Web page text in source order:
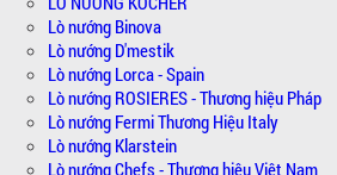
Lò nướng Binova
Lò nướng D'mestik
Lò nướng Lorca - Spain
Lò nướng ROSIERES - Thương hiệu Pháp
Lò nướng Fermi Thương Hiệu Italy
Lò nướng Klarstein
Lò nướng Chefs - Thương hiệu Việt Nam